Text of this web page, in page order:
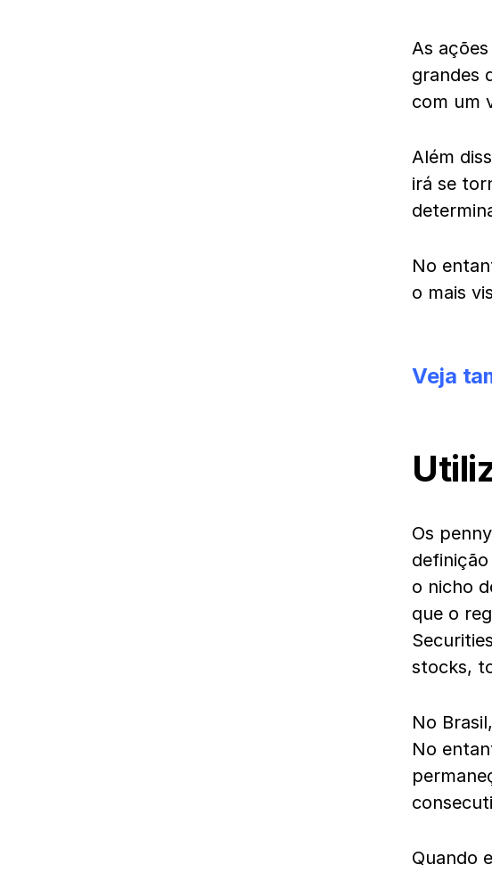
As
grandes
com um
Além
irá se
No
o mais
Veja
Os
o nicho
que o
stocks,
No
No
Quando